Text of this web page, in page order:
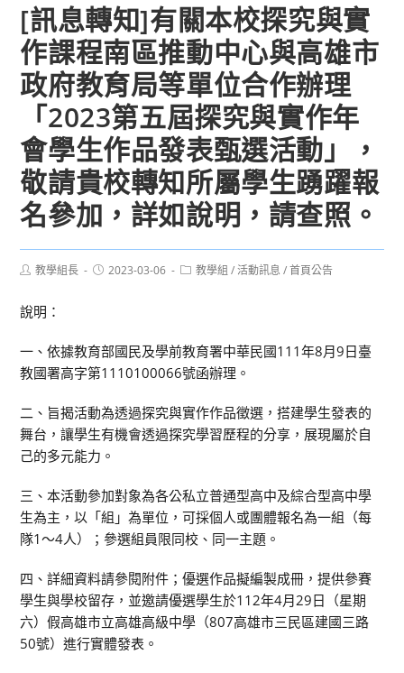
[訊息轉知]有關本校探究與實
作課程南區推動中心與高雄市
政府教育局等單位合作辦理
「2023第五屆探究與實作年
會學生作品發表甄選活動」，
敬請貴校轉知所屬學生踴躍報
名參加，詳如說明，請查照。
Post教學組長
Post2023-03-06
Post教學組 / 活動訊息 / 首頁公告
說明：
一、依據教育部國民及學前教育署中華民國111年8月9日臺
教國署高字第1110100066號函辦理。
二、旨揭活動為透過探究與實作作品徵選，搭建學生發表的
舞台，讓學生有機會透過探究學習歷程的分享，展現屬於自
己的多元能力。
三、本活動參加對象為各公私立普通型高中及綜合型高中學
生為主，以「組」為單位，可採個人或團體報名為一組（每
隊1～4人）；參選組員限同校、同一主題。
四、詳細資料請參閱附件；優選作品擬編製成冊，提供參賽
學生與學校留存，並邀請優選學生於112年4月29日（星期
六）假高雄市立高雄高級中學（807高雄市三民區建國三路
50號）進行實體發表。